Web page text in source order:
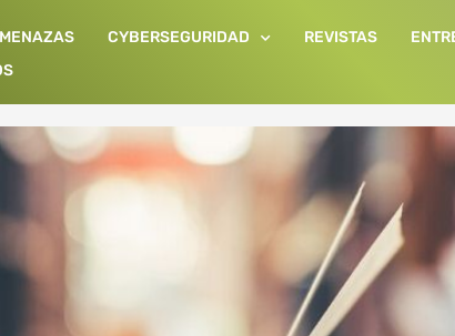
CYBERSEGURIDAD REVISTAS